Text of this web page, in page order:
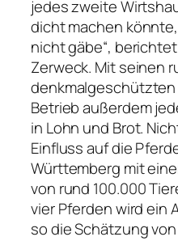
jedes zweite
dicht machen
nicht gäbe“,
Zerweck. Mit seinen
Betrieb außerdem
in Lohn und Brot.
Einfluss auf die
Württemberg mit
von rund 100.000
vier Pferden wird ein
so die Schätzung